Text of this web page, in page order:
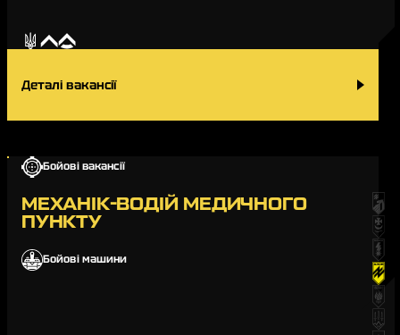
Деталі вакансії
Бойові вакансії
МЕХАНІК-ВОДІЙ МЕДИЧНОГО
ПУНКТУ
Бойові машини